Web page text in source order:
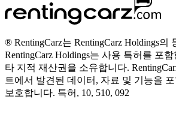
® RentingCarz는 RentingCarz Holdings의
RentingCarz Holdings는 사용 특허를 포
타 지적 재산권을 소유합니다.
트에서 발견된 데이터, 자료 및 기능을
보호합니다. 특허, 10, 510, 092